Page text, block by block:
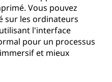
Vous pouvez
sur les ordinateurs
l'interface
pour un processus
et mieux